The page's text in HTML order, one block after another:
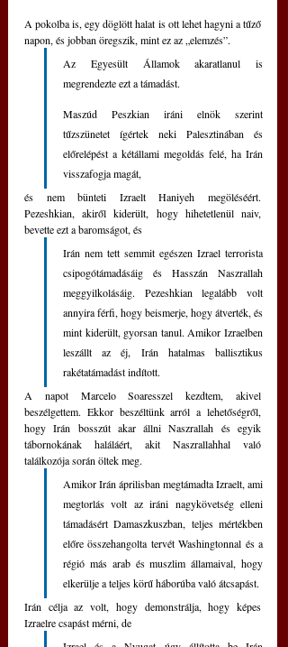
A pokolba is, egy döglött halat is ott lehet hagyni a tűző
napon, és jobban öregszik, mint ez az „elemzés”.
Az Egyesült Államok akaratlanul is
megrendezte ezt a támadást.
Maszúd Peszkian iráni elnök szerint
tűzszünetet ígértek neki Palesztinában és
előrelépést a kétállami megoldás felé, ha Irán
visszafogja magát,
és nem bünteti Izraelt Haniyeh megöléséért.
Pezeshkian, akiről kiderült, hogy hihetetlenül naiv,
bevette ezt a baromságot, és
Irán nem tett semmit egészen Izrael terrorista
csipogótámadásáig és Hasszán Naszrallah
meggyilkolásáig. Pezeshkian legalább volt
annyira férfi, hogy beismerje, hogy átverték, és
mint kiderült, gyorsan tanul. Amikor Izraelben
leszállt az éj, Irán hatalmas ballisztikus
rakétatámadást indított.
A napot Marcelo Soaresszel kezdtem, akivel
beszélgettem. Ekkor beszéltünk arról a lehetőségről,
hogy Irán bosszút akar állni Naszrallah és egyik
tábornokának haláláért, akit Naszrallahhal való
találkozója során öltek meg.
Amikor Irán áprilisban megtámadta Izraelt, ami
megtorlás volt az iráni nagykövetség elleni
támadásért Damaszkuszban, teljes mértékben
előre összehangolta tervét Washingtonnal és a
régió más arab és muszlim államaival, hogy
elkerülje a teljes körű háborúba való átcsapást.
Irán célja az volt, hogy demonstrálja, hogy képes
Izraelre csapást mérni, de